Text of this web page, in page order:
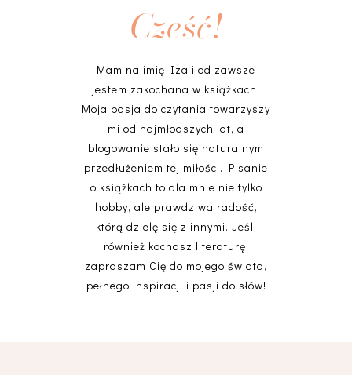
Cześć!
Mam na imię Iza i od zawsze
jestem zakochana w książkach.
Moja pasja do czytania towarzyszy
mi od najmłodszych lat, a
blogowanie stało się naturalnym
przedłużeniem tej miłości. Pisanie
o książkach to dla mnie nie tylko
hobby, ale prawdziwa radość,
którą dzielę się z innymi. Jeśli
również kochasz literaturę,
zapraszam Cię do mojego świata,
pełnego inspiracji i pasji do słów!